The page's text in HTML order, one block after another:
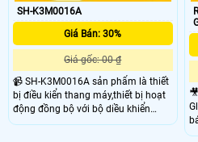
SH-K3M0016A
Giá Bán: 30%
Giá gốc: 00 ₫
📹 SH-K3M0016A sản phẩm là thiết
bị điều kiển thang máy,thiết bị hoạt
động đồng bộ với bộ diều khiển
chính,truy tâm 16 tầng,RS-485 ,Ngõ